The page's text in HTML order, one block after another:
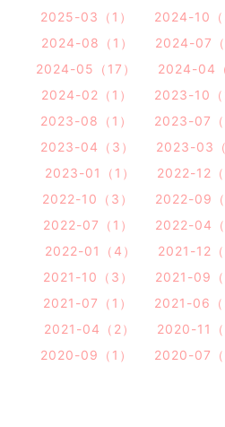
2025-03（1）
2024-10（
2024-08（1）
2024-07（
2024-05（17）
2024-04
2024-02（1）
2023-10（
2023-08（1）
2023-07（
2023-04（3）
2023-03（
2023-01（1）
2022-12（
2022-10（3）
2022-09（
2022-07（1）
2022-04（
2022-01（4）
2021-12（
2021-10（3）
2021-09（
2021-07（1）
2021-06（
2021-04（2）
2020-11（
2020-09（1）
2020-07（